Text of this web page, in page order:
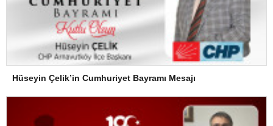
Hüseyin Çelik’in Cumhuriyet Bayramı Mesajı